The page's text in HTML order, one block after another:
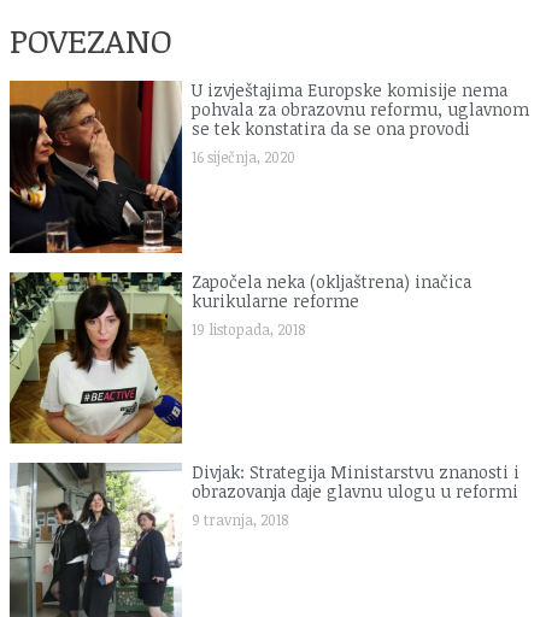
POVEZANO
U izvještajima Europske komisije nema
pohvala za obrazovnu reformu, uglavnom
se tek konstatira da se ona provodi
16 siječnja, 2020
Započela neka (okljaštrena) inačica
kurikularne reforme
19 listopada, 2018
Divjak: Strategija Ministarstvu znanosti i
obrazovanja daje glavnu ulogu u reformi
9 travnja, 2018